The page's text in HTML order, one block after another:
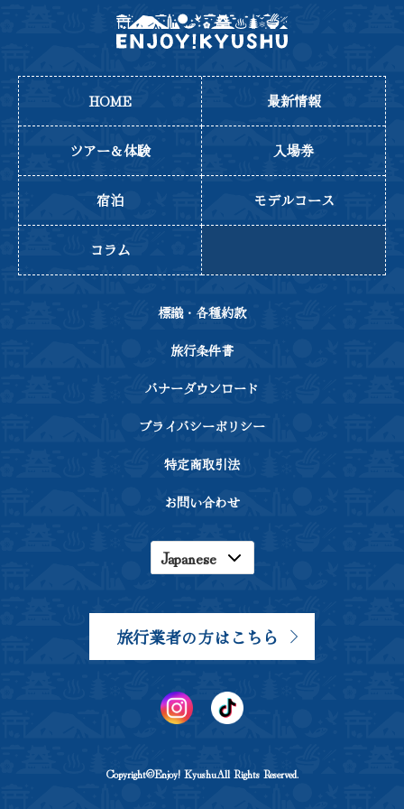
HOME 最新情報
ツアー＆体験 入場券
宿泊 モデルコース
コラム
標識・各種約款
旅行条件書
バナーダウンロード
プライバシーポリシー
特定商取引法
お問い合わせ
Japanese
Chinese
旅行業者の方はこちら
Copyright©Enjoy! KyushuAll Rights Reserved.